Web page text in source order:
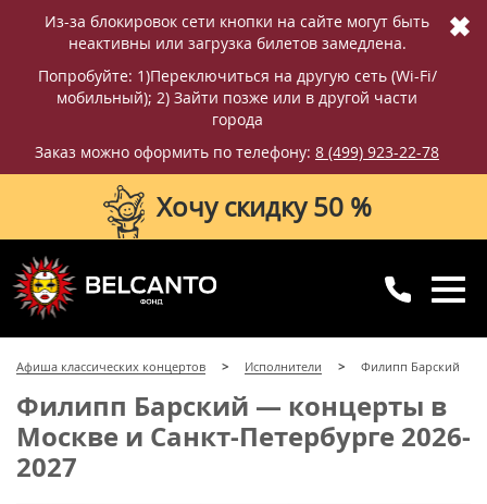
Из-за блокировок сети кнопки на сайте могут быть
неактивны или загрузка билетов замедлена.
Попробуйте: 1)Переключиться на другую сеть (Wi-Fi/
мобильный); 2) Зайти позже или в другой части
города
Заказ можно оформить по телефону: 8 (499) 923-22-78
✖
Хочу скидку 50 %
8 (499) 923-22-78
8 (800) 770-09-71
для регионов
Афиша классических концертов Исполнители Филипп Барский
Филипп Барский — концерты в
Москве и Санкт-Петербурге 2026-
2027